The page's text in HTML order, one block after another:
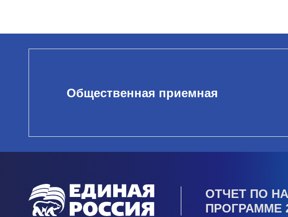
Общественная приемная
ОТЧЕТ ПО
ПРОГРАММЕ